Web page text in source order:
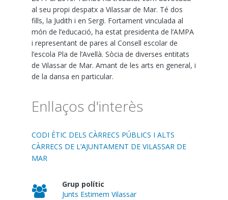
al seu propi despatx a Vilassar de Mar. Té dos
fills, la Judith i en Sergi. Fortament vinculada al
món de l’educació, ha estat presidenta de l’AMPA
i representant de pares al Consell escolar de
l’escola Pla de l’Avellà. Sòcia de diverses entitats
de Vilassar de Mar. Amant de les arts en general, i
de la dansa en particular.
Enllaços d'interès
CODI ÈTIC DELS CÀRRECS PÚBLICS I ALTS
CÀRRECS DE L’AJUNTAMENT DE VILASSAR DE
MAR
Grup polític
Junts Estimem Vilassar